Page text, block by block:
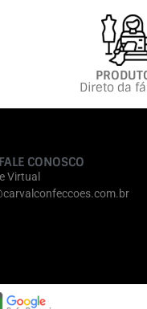
Direto da
FALE CONOSCO
Virtual